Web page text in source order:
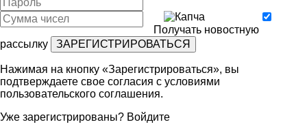
Получать новостную
рассылку
Нажимая на кнопку «Зарегистрироваться», вы
подтверждаете свое согласия с условиями
пользовательского соглашения.
Уже зарегистрированы? Войдите